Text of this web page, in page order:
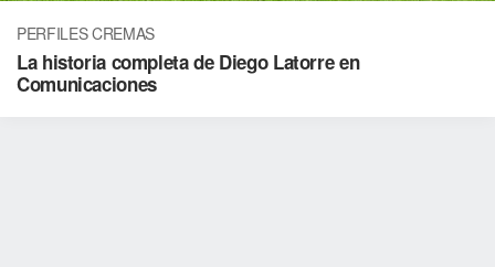
PERFILES CREMAS
La historia completa de Diego Latorre en
Comunicaciones